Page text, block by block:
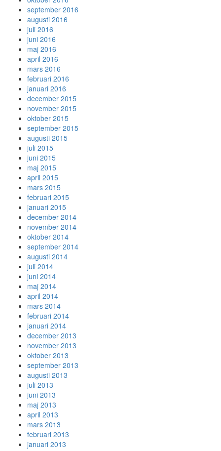
september 2016
augusti 2016
juli 2016
juni 2016
maj 2016
april 2016
mars 2016
februari 2016
januari 2016
december 2015
november 2015
oktober 2015
september 2015
augusti 2015
juli 2015
juni 2015
maj 2015
april 2015
mars 2015
februari 2015
januari 2015
december 2014
november 2014
oktober 2014
september 2014
augusti 2014
juli 2014
juni 2014
maj 2014
april 2014
mars 2014
februari 2014
januari 2014
december 2013
november 2013
oktober 2013
september 2013
augusti 2013
juli 2013
juni 2013
maj 2013
april 2013
mars 2013
februari 2013
januari 2013